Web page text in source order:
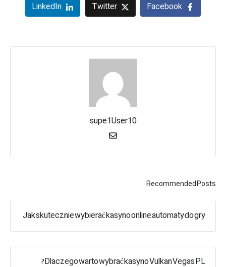
Facebook
Twitter
LinkedIn
supe1User10
Recommended Posts
Jak skutecznie wybierać kasyno online automaty do gry
Dlaczego warto wybrać kasyno Vulkan Vegas PL?